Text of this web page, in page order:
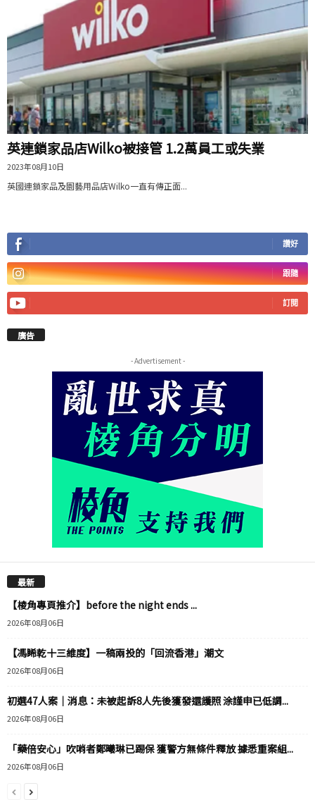
英連鎖家品店Wilko被接管 1.2萬員工或失業
2023年08月10日
英國連鎖家品及園藝用品店Wilko一直有傳正面...
讚好
跟隨
訂閱
廣告
- Advertisement -
最新
【棱角專頁推介】before the night ends ...
2026年08月06日
【馮睎乾十三維度】一稿兩投的「回流香港」潮文
2026年08月06日
初選47人案｜消息：未被起訴8人先後獲發還護照 涂謹申已低調...
2026年08月06日
「藥倍安心」吹哨者鄭曦琳已踢保 獲警方無條件釋放 據悉重案組...
2026年08月06日